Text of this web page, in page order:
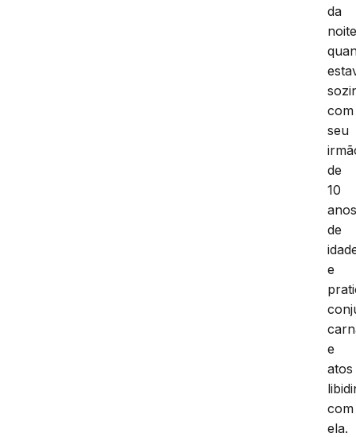
da
com
seu
de
10
de
e
e
atos
com
ela.